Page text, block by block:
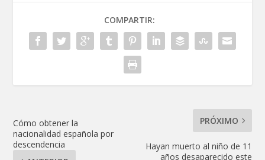
COMPARTIR:
Cómo obtener la
nacionalidad española por
descendencia
PRÓXIMO
Hayan muerto al niño de 11
años desaparecido este